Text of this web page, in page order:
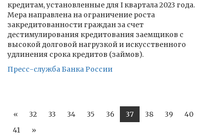
кредитам, установленные для I квартала 2023 года.
Мера направлена на ограничение роста
закредитованности граждан за счет
дестимулирования кредитования заемщиков с
высокой долговой нагрузкой и искусственного
удлинения срока кредитов (займов).
Пресс-служба Банка России
« 32 33 34 35 36 37 38 39
40
41
»